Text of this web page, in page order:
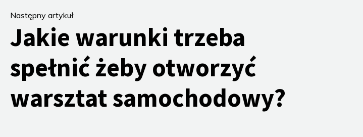
Następny artykuł
Jakie warunki trzeba
spełnić żeby otworzyć
warsztat samochodowy?